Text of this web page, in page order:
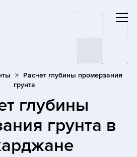
Расчет глубины промерзания
грунта
глубины
грунта в